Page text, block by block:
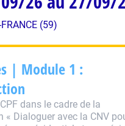
(59)
| Module 1 :
dans le cadre de la
« Dialoguer avec la CNV